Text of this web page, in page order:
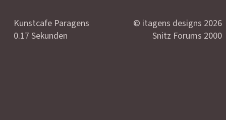
Kunstcafe Paragens
0.17 Sekunden
© itagens designs 2026
Snitz Forums 2000